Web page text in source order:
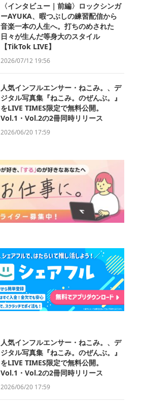
〈インタビュー｜前編〉ロックシンガ
ーAYUKA、暇つぶしの練習配信から
音楽一本の人生へ。打ちのめされた
日々が生んだ等身大のスタイル
【TikTok LIVE】
2026/07/12 19:56
人気インフルエンサー・ねこみ。、デ
ジタル写真集『ねこみ。のぜんぶ。』
をLIVE TIMES限定で無料公開。
Vol.1・Vol.2の2冊同時リリース
2026/06/20 17:59
人気インフルエンサー・ねこみ。、デ
ジタル写真集『ねこみ。のぜんぶ。』
をLIVE TIMES限定で無料公開。
Vol.1・Vol.2の2冊同時リリース
2026/06/20 17:59